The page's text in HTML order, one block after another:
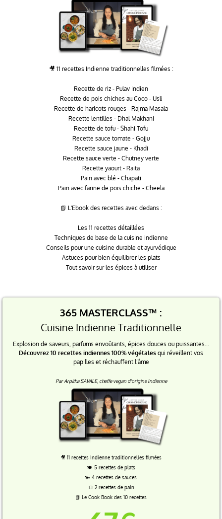
🎥 11 recettes Indienne traditionnelles filmées :
Recette de riz - Pulav indien
Recette de pois chiches au Coco - Usli
Recette de haricots rouges - Rajma Masala
Recette lentilles - Dhal Makhani
Recette de tofu - Shahi Tofu
Recette sauce tomate - Gojju
Recette sauce jaune - Khadi
Recette sauce verte - Chutney verte
Recette yaourt - Raita
Pain avec blé - Chapati
Pain avec farine de pois chiche - Cheela
📗 L'Ebook des recettes avec dedans :
Les 11 recettes détaillées
Techniques de base de la cuisine indienne
Conseils pour une cuisine durable et ayurvédique
Astuces pour bien équilibrer les plats
Tout savoir sur les épices à utiliser
365 MASTERCLASS™ :
Cuisine Indienne Traditionnelle
Explosion de saveurs, parfums envoûtants, épices douces ou puissantes...
Découvrez 10 recettes indiennes 100% végétales qui réveillent vos
papilles et réchauffent l’âme
Par Arpitha SAVALE, cheffe vegan d'origine Indienne
🎥 11 recettes Indienne traditionnelles filmées
🍽️ 5 recettes de plats
🫚 4 recettes de sauces
🍞 2 recettes de pain
📗 Le Cook Book des 10 recettes